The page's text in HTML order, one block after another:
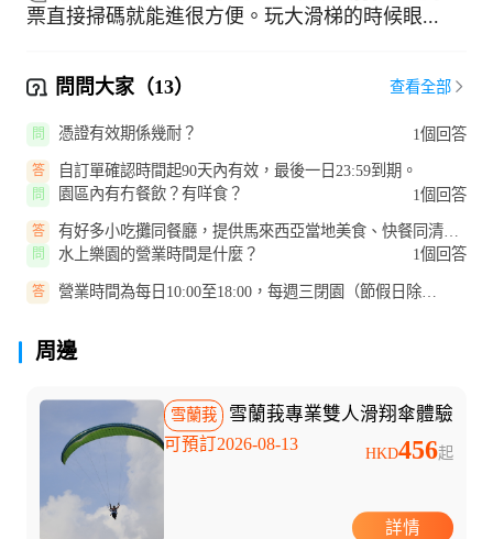
票直接掃碼就能進很方便。玩大滑梯的時候眼...
問問大家（13） 查看全部
問 憑證有效期係幾耐？ 1個回答
答 自訂單確認時間起90天內有效，最後一日23:59到期。
問 園區內有冇餐飲？有咩食？ 1個回答
答
有好多小吃攤同餐廳，提供馬來西亞當地美食、快餐同清涼
飲料，滿足唔同口味。
問 水上樂園的營業時間是什麼？ 1個回答
答
營業時間為每日10:00至18:00，每週三閉園（節假日除
周邊
雪蘭莪 雪蘭莪專業雙人滑翔傘體驗
可預訂2026-08-13 HKD456起
詳情